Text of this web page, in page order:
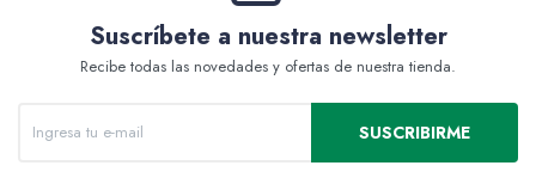
Suscríbete a nuestra newsletter
Recibe todas las novedades y ofertas de nuestra tienda.
SUSCRIBIRME
Packing y Regalaría